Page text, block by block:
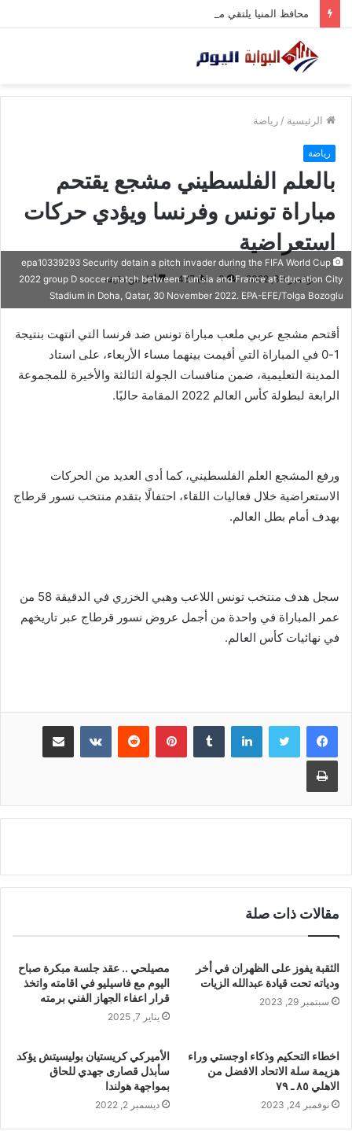
الرئيسية / رياضة
رياضة
بالعلم الفلسطيني مشجع يقتحم
مباراة تونس وفرنسا ويؤدي حركات
استعراضية
نوفمبر 30, 2022 0
487 أقل من دقيقة
epa10339293 Security detain a pitch invader during the FIFA World Cup
2022 group D soccer match between Tunisia and France at Education City
Stadium in Doha, Qatar, 30 November 2022. EPA-EFE/Tolga Bozoglu
أقتحم مشجع عربي ملعب مباراة تونس ضد فرنسا التي انتهت بنتيجة
1-0 في المباراة التي أقيمت بينهما مساء الأربعاء، على استاد
المدينة التعليمية، ضمن منافسات الجولة الثالثة والأخيرة للمجموعة
الرابعة لبطولة كأس العالم 2022 المقامة حاليًا.
ورفع المشجع العلم الفلسطيني، كما أدى العديد من الحركات
الاستعراضية خلال فعاليات اللقاء، احتفالًا بتقدم منتخب نسور قرطاج
بهدف أمام بطل العالم.
سجل هدف منتخب تونس اللاعب وهبي الخزري في الدقيقة 58 من
عمر المباراة في واحدة من أجمل عروض نسور قرطاج عبر تاريخهم
في نهائيات كأس العالم.
لينكدإن بينتيريست مشاركة عبر البريد
طباعة
مقالات ذات صلة
الثقبة يفوز على الظهران في أخر
ودياته تحت قيادة عبدالله الزيات
سبتمبر 29, 2023
مصيلحي .. عقد جلسة مبكرة صباح
اليوم مع فاسيليو في اقامته واتخذ
قرار اعفاء الجهاز الفني برمته
يناير 7, 2025
اخطاء التحكيم وذكاء اوجستي وراء
هزيمة سلة الاتحاد الافضل من
الاهلي ٨٥ ـ ٧٩
نوفمبر 24, 2023
الأميركي كريستيان بوليسيتش يؤكد
سأبذل قصارى جهدي للحاق
بمواجهة هولندا
ديسمبر 2, 2022